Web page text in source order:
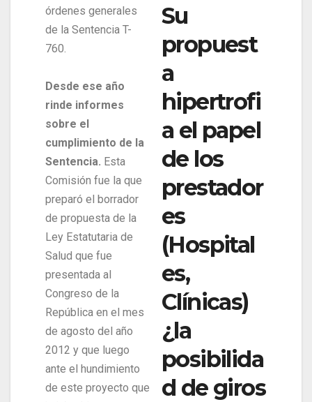
órdenes generales
de la Sentencia T-
760.
Desde ese año
rinde informes
sobre el
cumplimiento de la
Sentencia. Esta
Comisión fue la que
preparó el borrador
de propuesta de la
Ley Estatutaria de
Salud que fue
presentada al
Congreso de la
República en el mes
de agosto del año
2012 y que luego
ante el hundimiento
de este proyecto que
Su
propuest
a
hipertrofi
a el papel
de los
prestador
es
(Hospital
es,
Clínicas)
¿la
posibilida
d de giros